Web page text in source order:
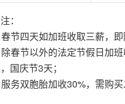
：
节四天如加班收取三薪，
春节以外的法定节假日加
国庆节3天；
务双胞胎加收30%，需购买